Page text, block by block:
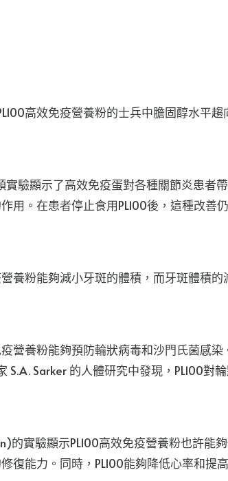
高效免疫營養粉的士兵中膽固醇水平趨
驗顯示了高效免疫蛋對各種關節炎患者
用。在患者停止食用PL100後，這種改善
養粉能夠減小牙斑的體積，而牙斑體積的
營養粉能夠預防輪狀病毒和沙門氏菌感染
Sarker 的人體研究中發現，PL100對
實驗顯示PL100高效免疫營養粉也許能
復能力。同時，PL100能夠降低心率和提